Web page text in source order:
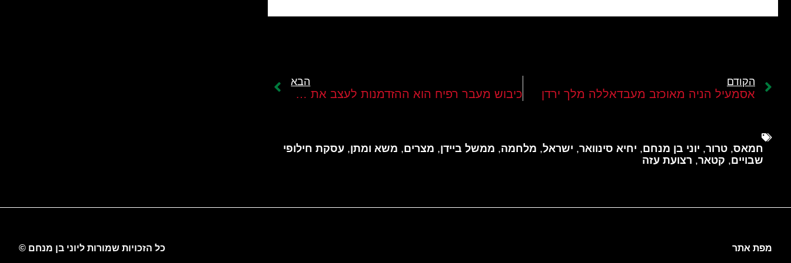
הקודם
אסמעיל הניה מאוכזב מעבדאללה מלך ירדן
הבא
כיבוש מעבר רפיח הוא ההזדמנות לעצב את היום שאחרי המלחמה
חמאס, טרור, יוני בן מנחם, יחיא סינוואר, ישראל, מלחמה, ממשל ביידן, מצרים, משא ומתן, עסקת חילופי
שבויים, קטאר, רצועת עזה
מפת אתר כל הזכויות שמורות ליוני בן מנחם ©